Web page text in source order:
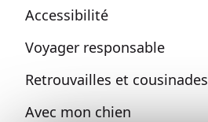
Accessibilité
Voyager responsable
Retrouvailles et cousinades
Avec mon chien